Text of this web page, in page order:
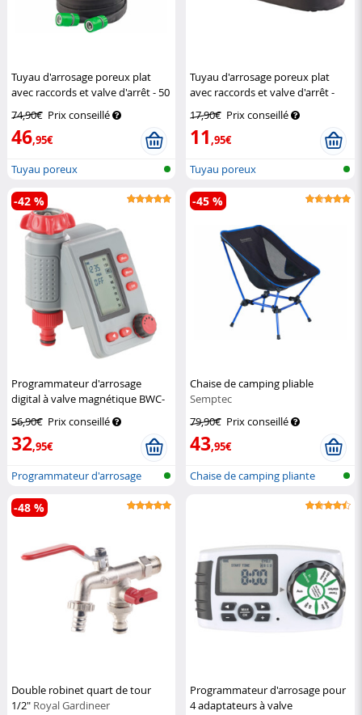
Tuyau d'arrosage poreux plat
avec raccords et valve d'arrêt - 50
74,90€ Prix conseillé
46,95€
Tuyau poreux
Tuyau d'arrosage poreux plat
avec raccords et valve d'arrêt -
17,90€ Prix conseillé
11,95€
Tuyau poreux
Programmateur d'arrosage
digital à valve magnétique BWC-
56,90€ Prix conseillé
32,95€
-42 %
Programmateur d'arrosage
électroniq...
Chaise de camping pliable
Semptec
79,90€ Prix conseillé
43,95€
-45 %
Chaise de camping pliante
Double robinet quart de tour
1/2" Royal Gardineer
-48 %
Programmateur d'arrosage pour
4 adaptateurs à valve